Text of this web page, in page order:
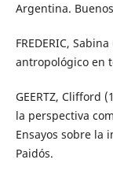
Argentina.
FREDERIC,
antropológico en
GEERTZ, Clifford
la perspectiva
Ensayos sobre la
Paidós.